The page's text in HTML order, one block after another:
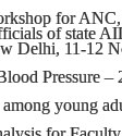
for
of state
Delhi, 11-12
Pressure –
young